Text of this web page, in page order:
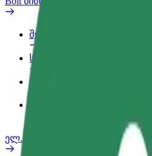
შეღავათები
სამსახურის პროფილი
პროდუქტები
ელ. ბაიკი